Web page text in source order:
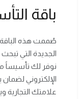
باقة
صُممت هذه الباقة
الجديدة التي
نوفر لك تأسيساً
الإلكتروني
علامتك التجارية